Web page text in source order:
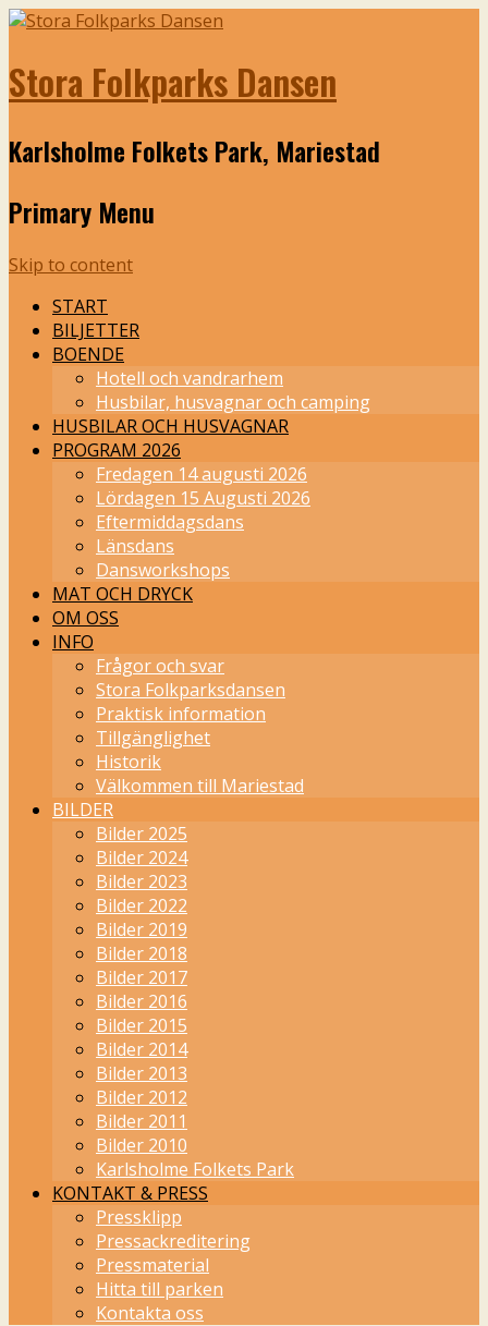
Stora Folkparks Dansen
Karlsholme Folkets Park, Mariestad
Primary Menu
Skip to content
START
BILJETTER
BOENDE
Hotell och vandrarhem
Husbilar, husvagnar och camping
HUSBILAR OCH HUSVAGNAR
PROGRAM 2026
Fredagen 14 augusti 2026
Lördagen 15 Augusti 2026
Eftermiddagsdans
Länsdans
Dansworkshops
MAT OCH DRYCK
OM OSS
INFO
Frågor och svar
Stora Folkparksdansen
Praktisk information
Tillgänglighet
Historik
Välkommen till Mariestad
BILDER
Bilder 2025
Bilder 2024
Bilder 2023
Bilder 2022
Bilder 2019
Bilder 2018
Bilder 2017
Bilder 2016
Bilder 2015
Bilder 2014
Bilder 2013
Bilder 2012
Bilder 2011
Bilder 2010
Karlsholme Folkets Park
KONTAKT & PRESS
Pressklipp
Pressackreditering
Pressmaterial
Hitta till parken
Kontakta oss